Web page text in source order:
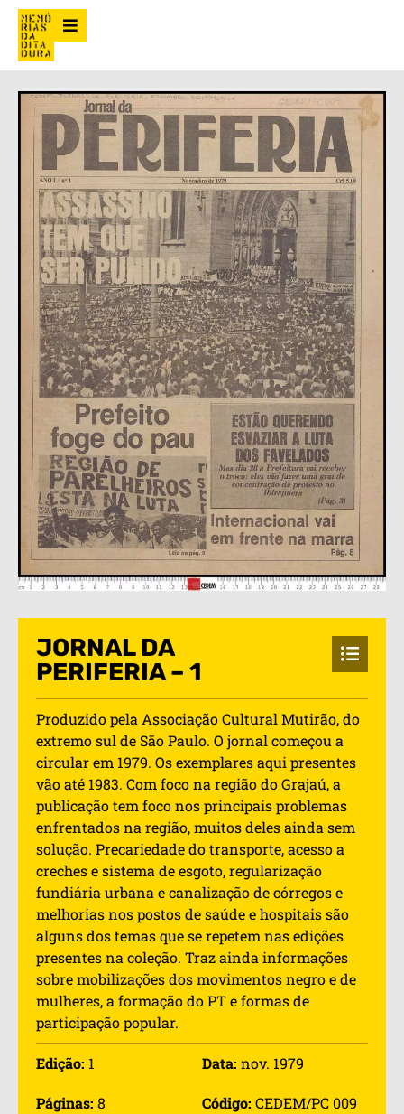
JORNAL DA
PERIFERIA – 1
Produzido pela Associação Cultural Mutirão, do
extremo sul de São Paulo. O jornal começou a
circular em 1979. Os exemplares aqui presentes
vão até 1983. Com foco na região do Grajaú, a
publicação tem foco nos principais problemas
enfrentados na região, muitos deles ainda sem
solução. Precariedade do transporte, acesso a
creches e sistema de esgoto, regularização
fundiária urbana e canalização de córregos e
melhorias nos postos de saúde e hospitais são
alguns dos temas que se repetem nas edições
presentes na coleção. Traz ainda informações
sobre mobilizações dos movimentos negro e de
mulheres, a formação do PT e formas de
participação popular.
Edição: 1 Data: nov. 1979
Páginas: 8 Código: CEDEM/PC 009